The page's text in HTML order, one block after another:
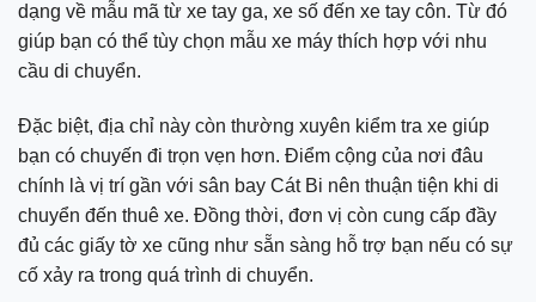
dạng về mẫu mã từ xe tay ga, xe số đến xe tay côn. Từ đó
giúp bạn có thể tùy chọn mẫu xe máy thích hợp với nhu
cầu di chuyển.
Đặc biệt, địa chỉ này còn thường xuyên kiểm tra xe giúp
bạn có chuyến đi trọn vẹn hơn. Điểm cộng của nơi đâu
chính là vị trí gần với sân bay Cát Bi nên thuận tiện khi di
chuyển đến thuê xe. Đồng thời, đơn vị còn cung cấp đầy
đủ các giấy tờ xe cũng như sẵn sàng hỗ trợ bạn nếu có sự
cố xảy ra trong quá trình di chuyển.